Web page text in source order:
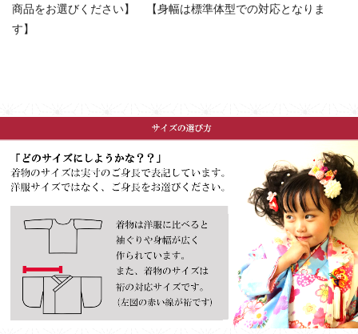
商品をお選びください】 【身幅は標準体型での対応となりま
す】